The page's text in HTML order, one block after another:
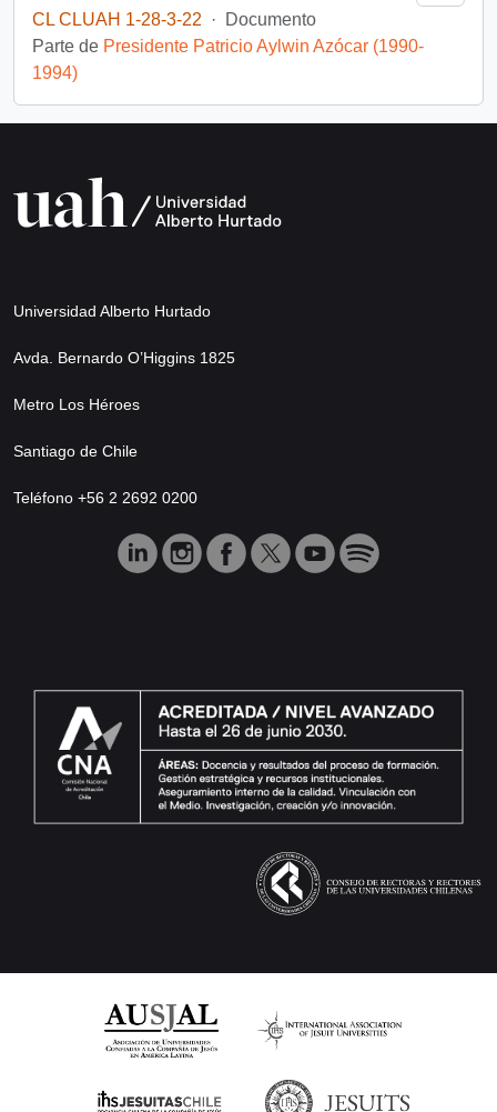
CL CLUAH 1-28-3-22
·
Documento
Parte de Presidente Patricio Aylwin Azócar (1990-
1994)
Universidad Alberto Hurtado
Avda. Bernardo O’Higgins 1825
Metro Los Héroes
Santiago de Chile
Teléfono +56 2 2692 0200